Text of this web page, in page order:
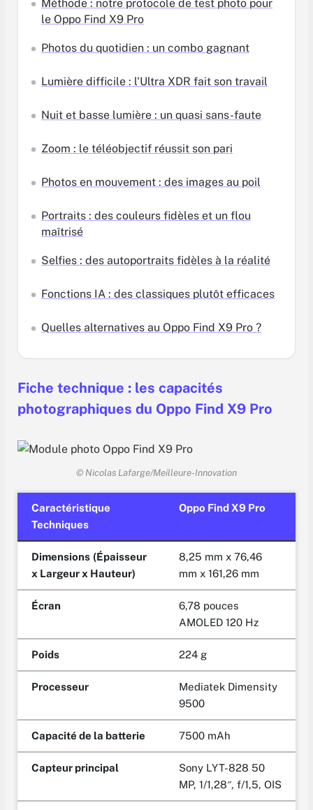
Méthode : notre protocole de test photo pour
le Oppo Find X9 Pro
Photos du quotidien : un combo gagnant
Lumière difficile : l'Ultra XDR fait son travail
Nuit et basse lumière : un quasi sans-faute
Zoom : le téléobjectif réussit son pari
Photos en mouvement : des images au poil
Portraits : des couleurs fidèles et un flou
maîtrisé
Selfies : des autoportraits fidèles à la réalité
Fonctions IA : des classiques plutôt efficaces
Quelles alternatives au Oppo Find X9 Pro ?
Fiche technique : les capacités
photographiques du Oppo Find X9 Pro
© Nicolas Lafarge/Meilleure-Innovation
Caractéristique
Techniques
Oppo Find X9 Pro
Dimensions (Épaisseur
x Largeur x Hauteur)
8,25 mm x 76,46
mm x 161,26 mm
Écran
6,78 pouces
AMOLED 120 Hz
Poids 224 g
Processeur
Mediatek Dimensity
9500
Capacité de la batterie 7500 mAh
Capteur principal
Sony LYT-828 50
MP, 1/1,28″, f/1,5, OIS